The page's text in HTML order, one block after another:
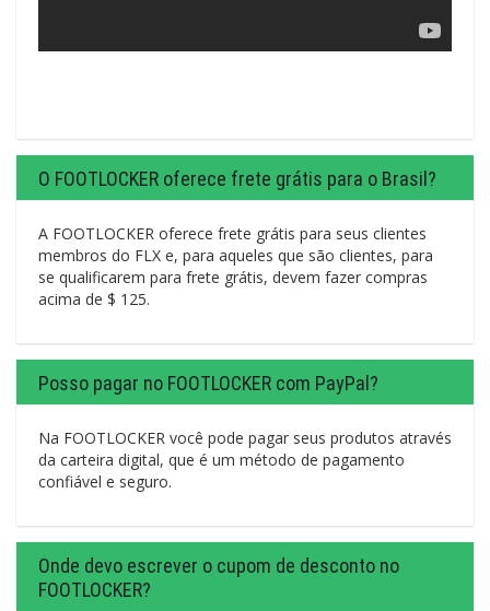
O FOOTLOCKER oferece frete grátis para o Brasil?
A FOOTLOCKER oferece frete grátis para seus clientes
membros do FLX e, para aqueles que são clientes, para
se qualificarem para frete grátis, devem fazer compras
acima de $ 125.
Posso pagar no FOOTLOCKER com PayPal?
Na FOOTLOCKER você pode pagar seus produtos através
da carteira digital, que é um método de pagamento
confiável e seguro.
Onde devo escrever o cupom de desconto no
FOOTLOCKER?